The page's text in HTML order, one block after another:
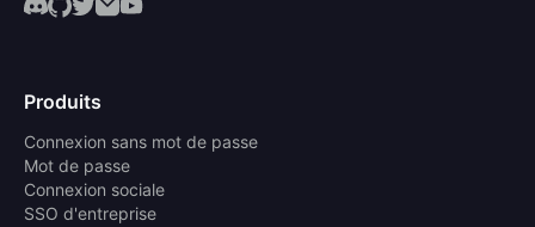
Produits
Connexion sans mot de passe
Mot de passe
Connexion sociale
SSO d'entreprise